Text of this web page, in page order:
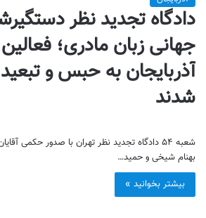
دادگاه تجدید نظر
جهانی زبان مادری؛
آذربایجان به حبس و
شدند
شعبه ۵۴ دادگاه تجدید نظر تهران با صدور حکمی
بهنام شیخی و حمید…
بیشتر بخوانید »